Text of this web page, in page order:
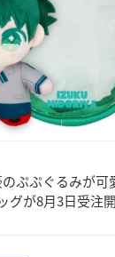
ぷぷぐるみが
グが8月3日受注